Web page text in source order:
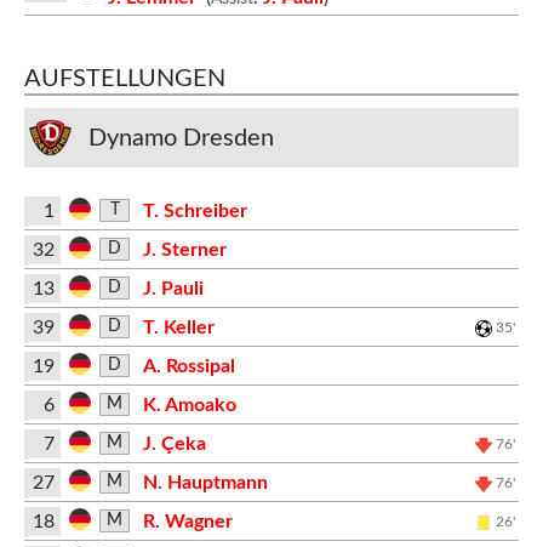
AUFSTELLUNGEN
Dynamo Dresden
1
T. Schreiber
32
D
J. Sterner
13
D
J. Pauli
39
D T. Keller 35'
19 D
A. Rossipal
6
M
K. Amoako
7
M J. Çeka 76'
27 M N. Hauptmann 76'
18 M R. Wagner 26'